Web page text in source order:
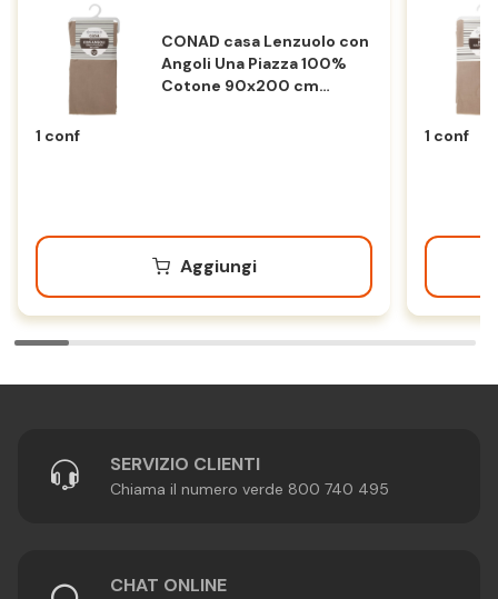
CONAD casa Lenzuolo con
Angoli Una Piazza 100%
Cotone 90x200 cm
1 conf
Aggiungi
1 conf
SERVIZIO CLIENTI
Chiama il numero verde 800 740 495
CHAT ONLINE